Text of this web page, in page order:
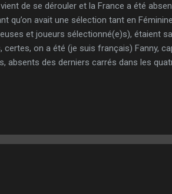
de se dérouler et la France a été
qu’on avait une sélection tant en
et joueurs sélectionné(e)s), étaient
on a été (je suis français) Fanny,
absents des derniers carrés dans les
suite à une simple compétition,